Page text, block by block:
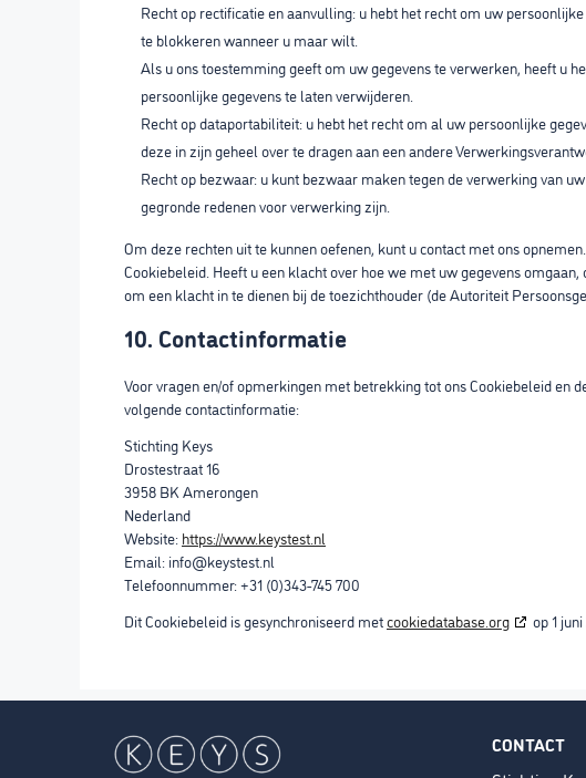
Recht op rectificatie en aanvulling: u hebt het recht om uw
te blokkeren wanneer u maar wilt.
Als u ons toestemming geeft om uw gegevens te verwerken, heeft u
persoonlijke gegevens te laten verwijderen.
Recht op dataportabiliteit: u hebt het recht om al uw persoonlijke
deze in zijn geheel over te dragen aan een andere
Recht op bezwaar: u kunt bezwaar maken tegen de verwerking van
gegronde redenen voor verwerking zijn.
Om deze rechten uit te kunnen oefenen, kunt u contact met ons
Cookiebeleid. Heeft u een klacht over hoe we met uw gegevens
om een klacht in te dienen bij de toezichthouder (de Autoriteit
10. Contactinformatie
Voor vragen en/of opmerkingen met betrekking tot ons Cookiebeleid en
volgende contactinformatie:
Stichting Keys
Drostestraat 16
3958 BK Amerongen
Nederland
Website: https://www.keystest.nl
Email: info@keystest.nl
Telefoonnummer: +31 (0)343-745 700
Dit Cookiebeleid is gesynchroniseerd metcookiedatabase.org op 1 juni
CONTACT